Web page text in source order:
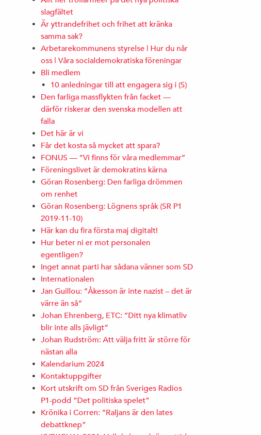
slagfältet
Är yttrandefrihet och frihet att kränka
samma sak?
Arbetarekommunens styrelse | Hur du når
oss | Våra socialdemokratiska föreningar
Bli medlem
10 anledningar till att engagera sig i (S)
Den farliga massflykten från facket —
därför riskerar den svenska modellen att
falla
Det här är vi
Får det kosta så mycket att spara?
FONUS — ”Vi finns för våra medlemmar”
Föreningslivet är demokratins kärna
Göran Rosenberg: Den farliga drömmen
om renhet
Göran Rosenberg: Lögnens språk (SR P1
2019-11-10)
Här kan du fira första maj digitalt!
Hur beter ni er mot personalen
egentligen?
Inget annat parti har sådana vänner som SD
Internationalen
Jan Guillou: ”Åkesson är inte nazist – det är
värre än så”
Johan Ehrenberg, ETC: ”Ditt nya klimatliv
blir inte alls jävligt”
Johan Rudström: Att välja fritt är större för
nästan alla
Kalendarium 2024
Kontaktuppgifter
Kort utskrift om SD från Sveriges Radios
P1-podd ”Det politiska spelet”
Krönika i Corren: ”Raljans är den lates
debattknep”